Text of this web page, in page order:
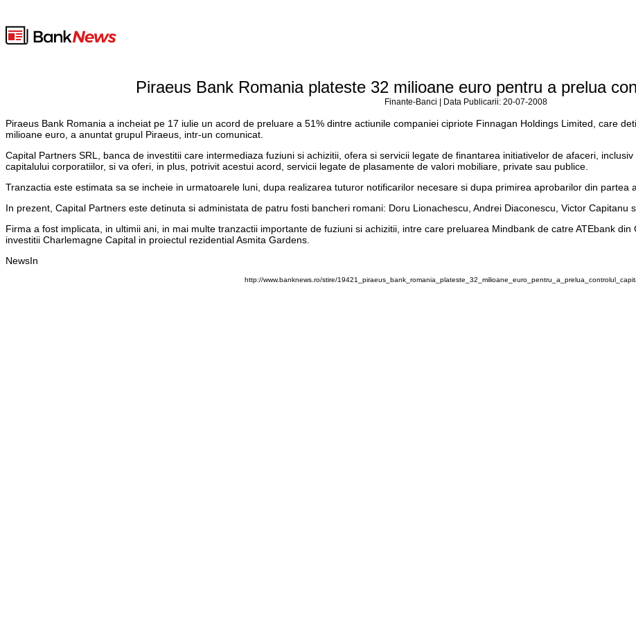
Piraeus Bank Romania plateste 32 milioane euro pentru a prelua
Finante-Banci | Data Publicarii: 20-07-2008
Piraeus Bank Romania a incheiat pe 17 iulie un acord de preluare a 51% dintre actiunile companiei cipriote Finnagan Holdings Limited, care
milioane euro, a anuntat grupul Piraeus, intr-un comunicat.
Capital Partners SRL, banca de investitii care intermediaza fuziuni si achizitii, ofera si servicii legate de finantarea initiativelor de afaceri,
capitalului corporatiilor, si va oferi, in plus, potrivit acestui acord, servicii legate de plasamente de valori mobiliare, private sau publice.
Tranzactia este estimata sa se incheie in urmatoarele luni, dupa realizarea tuturor notificarilor necesare si dupa primirea aprobarilor din partea
In prezent, Capital Partners este detinuta si administata de patru fosti bancheri romani: Doru Lionachescu, Andrei Diaconescu, Victor Capitanu
Firma a fost implicata, in ultimii ani, in mai multe tranzactii importante de fuziuni si achizitii, intre care preluarea Mindbank de catre ATEbank
investitii Charlemagne Capital in proiectul rezidential Asmita Gardens.
NewsIn
http://www.banknews.ro/stire/